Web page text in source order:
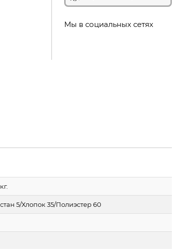
Мы в социальных сетях
5/Хлопок 35/Полиэстер 60